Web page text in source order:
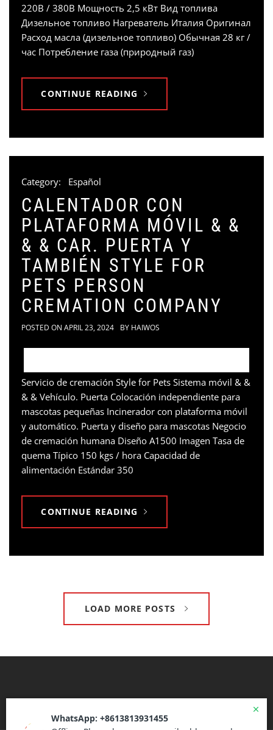
220В / 380В Мощность 2,5 кВт Вид топлива
Дизельное топливо Нагреватель Италия Оригинал
Расход масла (дизельное топливо) Обычная 28 кг /
час Потребление газа (природный газ)
CONTINUE READING
Category: Español
CALENTADOR CON
PLATAFORMA MÓVIL & &
& & CAR. PUERTA Y
TAMBIÉN STYLE FOR
PETS PERSON
CREMATION COMPANY
POSTED ON APRIL 23, 2024 BY HAIWOS
Servicio de cremación Style for Pets Sistema móvil & &
& & Vehículo. Puerta Colocación independiente para
mascotas pequeñas Incinerador con plataforma móvil
y automático. Puerta y diseño para mascotas Negocio
de cremación humana Diseño A1500 Imagen Tasa de
quema Típico 150 kgs / hora Capacidad de
alimentación Estándar 350
CONTINUE READING
LOAD MORE POSTS